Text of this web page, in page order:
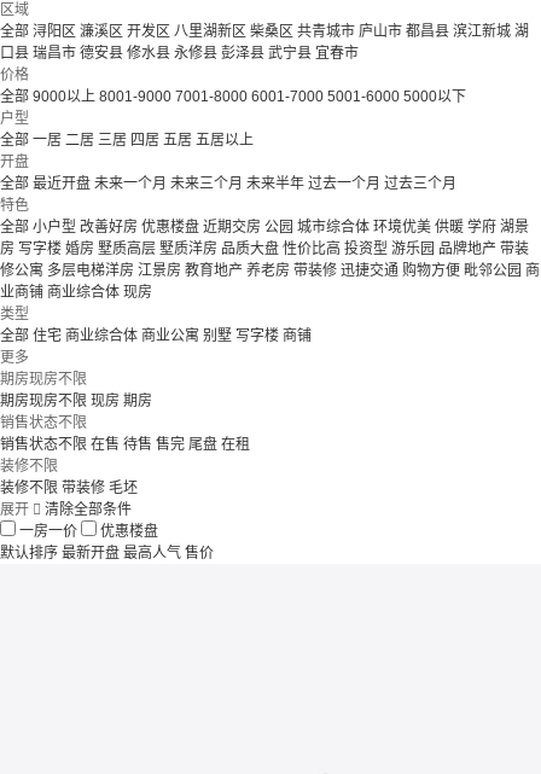
区域
全部 浔阳区 濂溪区 开发区 八里湖新区 柴桑区 共青城市 庐山市 都昌县 滨江新城 湖
口县 瑞昌市 德安县 修水县 永修县 彭泽县 武宁县 宜春市
价格
全部 9000以上 8001-9000 7001-8000 6001-7000 5001-6000 5000以下
户型
全部 一居 二居 三居 四居 五居 五居以上
开盘
全部 最近开盘 未来一个月 未来三个月 未来半年 过去一个月 过去三个月
特色
全部 小户型 改善好房 优惠楼盘 近期交房 公园 城市综合体 环境优美 供暖 学府 湖景
房 写字楼 婚房 墅质高层 墅质洋房 品质大盘 性价比高 投资型 游乐园 品牌地产 带装
修公寓 多层电梯洋房 江景房 教育地产 养老房 带装修 迅捷交通 购物方便 毗邻公园 商
业商铺 商业综合体 现房
类型
全部 住宅 商业综合体 商业公寓 别墅 写字楼 商铺
更多
期房现房不限
期房现房不限 现房 期房
销售状态不限
销售状态不限 在售 待售 售完 尾盘 在租
装修不限
装修不限 带装修 毛坯
展开  清除全部条件
一房一价
优惠楼盘
默认排序 最新开盘 最高人气 售价